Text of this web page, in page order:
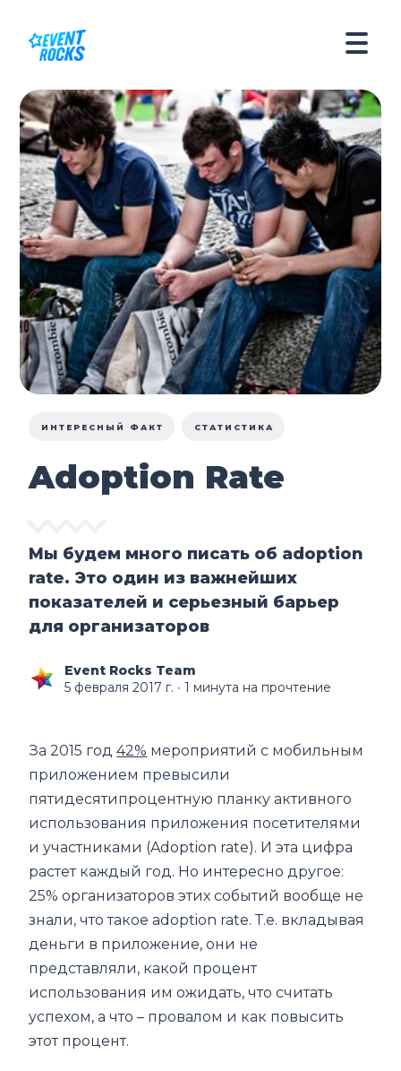
ИНТЕРЕСНЫЙ ФАКТ СТАТИСТИКА
Adoption Rate
Мы будем много писать об adoption
rate. Это один из важнейших
показателей и серьезный барьер
для организаторов
Event Rocks Team
5 февраля 2017 г. ∙ 1 минута на прочтение
За 2015 год42% мероприятий с мобильным
приложением превысили
пятидесятипроцентную планку активного
использования приложения посетителями
и участниками (Adoption rate). И эта цифра
растет каждый год. Но интересно другое:
25% организаторов этих событий вообще не
знали, что такое adoption rate. Т.е. вкладывая
деньги в приложение, они не
представляли, какой процент
использования им ожидать, что считать
успехом, а что – провалом и как повысить
этот процент.